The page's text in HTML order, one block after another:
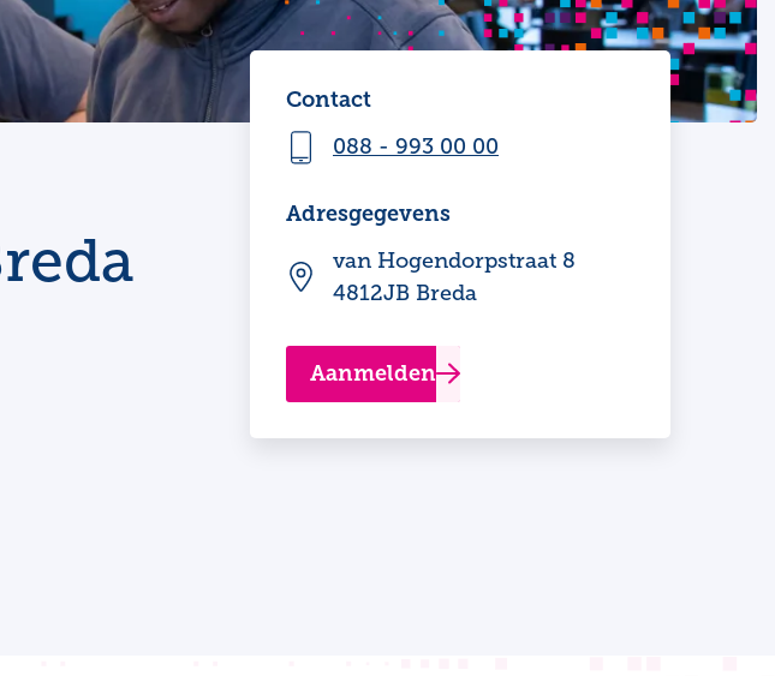
Contact
088 - 993 00 00
Adresgegevens
van Hogendorpstraat 8
4812JB Breda
Aanmelden